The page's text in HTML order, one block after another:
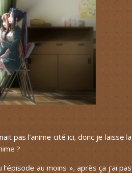
pas l’anime cité ici, donc je laisse la
?
au moins », après ça j’ai pas